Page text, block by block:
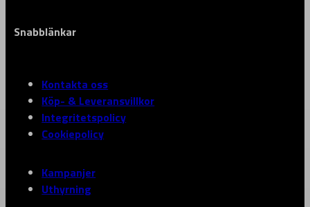
Snabblänkar
Kontakta oss
Köp- & Leveransvillkor
Integritetspolicy
Cookiepolicy
Kampanjer
Uthyrning